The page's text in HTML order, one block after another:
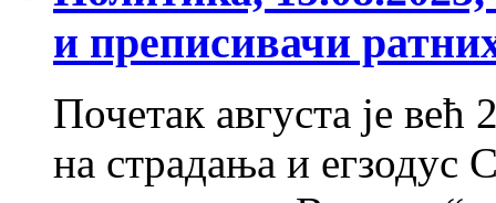
и преписивачи
Почетак августа је већ
на страдања и егзодус